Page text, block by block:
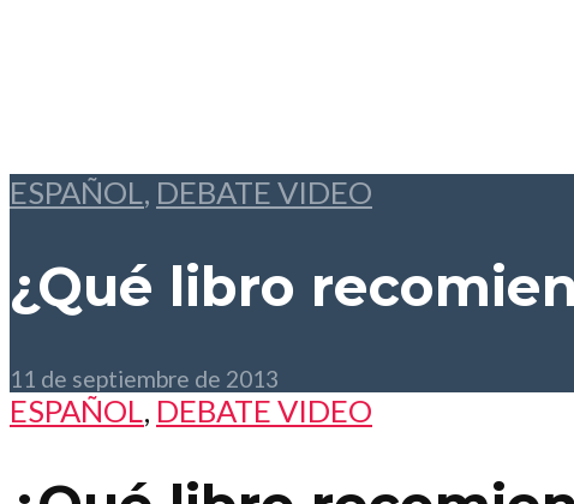
ESPAÑOL, DEBATE VIDEO
¿Qué libro
11 de septiembre de 2013
ESPAÑOL , DEBATE VIDEO